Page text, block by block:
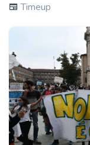
Timeup